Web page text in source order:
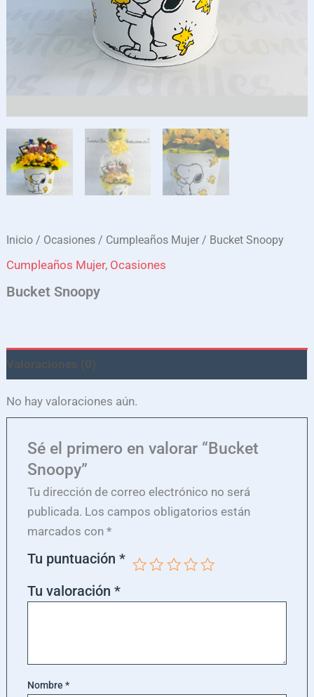
Inicio / Ocasiones / Cumpleaños Mujer / Bucket Snoopy
Cumpleaños Mujer, Ocasiones
Bucket Snoopy
Valoraciones (0)
No hay valoraciones aún.
Sé el primero en valorar “Bucket
Snoopy”
Tu dirección de correo electrónico no será
publicada. Los campos obligatorios están
marcados con *
Tu puntuación *
Tu valoración *
Nombre *